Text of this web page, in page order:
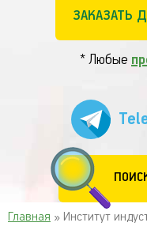
ЗАКАЗАТЬ
* Любые
Главная » Институт